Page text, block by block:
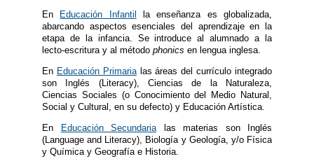
En
Educación Infantil
la enseñanza es globalizada,
abarcando aspectos esenciales del aprendizaje en la
etapa de la infancia. Se introduce al alumnado a la
lecto-escritura y al método phonics en lengua inglesa.
En Educación Primarialas áreas del currículo integrado
son Inglés (Literacy), Ciencias de la Naturaleza,
Ciencias Sociales (o Conocimiento del Medio Natural,
Social y Cultural, en su defecto) y Educación Artística.
En Educación Secundaria las materias son Inglés
(Language and Literacy), Biología y Geología, y/o Física
y Química y Geografía e Historia.